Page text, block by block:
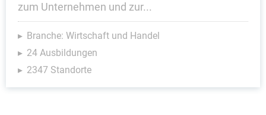
zum Unternehmen und zur...
Branche: Wirtschaft und Handel
24 Ausbildungen
2347 Standorte